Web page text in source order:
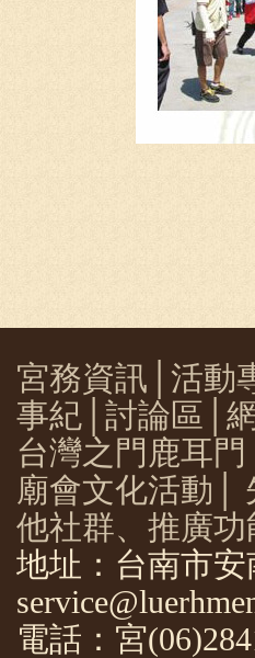
宮務資訊
活動
事紀
討論區
台灣之門鹿耳門
廟會文化活動
他社群、推廣功
地址：台南市
電話：宮